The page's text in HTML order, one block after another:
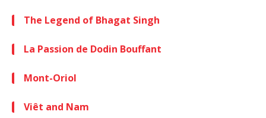
The Legend of Bhagat Singh
La Passion de Dodin Bouffant
Mont-Oriol
Viêt and Nam